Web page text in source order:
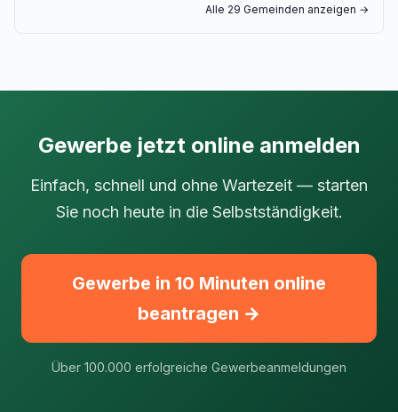
Alle 29 Gemeinden anzeigen →
Gewerbe jetzt online anmelden
Einfach, schnell und ohne Wartezeit — starten
Sie noch heute in die Selbstständigkeit.
Gewerbe in 10 Minuten online
beantragen →
Über 100.000 erfolgreiche Gewerbeanmeldungen